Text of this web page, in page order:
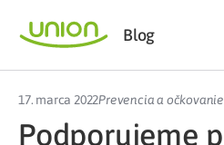
Blog
17. marca 2022Prevencia a očkovanie
Podporujeme